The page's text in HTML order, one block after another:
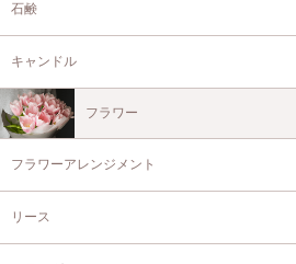
石鹸
キャンドル
フラワー
フラワーアレンジメント
リース